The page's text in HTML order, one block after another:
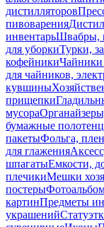
дистилляторов
пивоварения
инвентарьШвабры,
для уборкиТурки,
кофейники
для чайников,
кувшины
прищепки
мусора
бумажные
пакетыФольга,
для глажения
шпагатыЕмкости,
плечикиМешки
постеры
картинПредметы
украшений